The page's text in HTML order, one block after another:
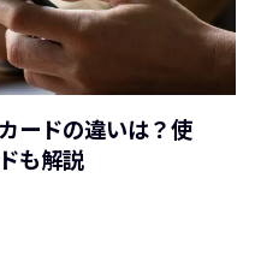
ードの違いは？使
も解説